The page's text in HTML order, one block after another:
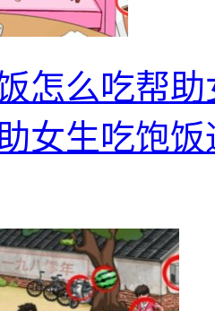
怎么吃帮
女生吃饱